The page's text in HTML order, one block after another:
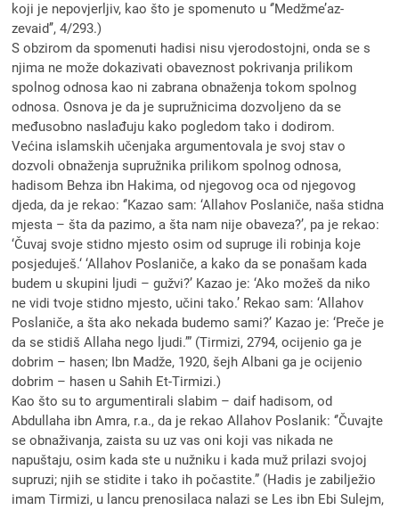
koji je nepovjerljiv, kao što je spomenuto u ‘’Medžme’az-
zevaid’’, 4/293.)
S obzirom da spomenuti hadisi nisu vjerodostojni, onda se s
njima ne može dokazivati obaveznost pokrivanja prilikom
spolnog odnosa kao ni zabrana obnaženja tokom spolnog
odnosa. Osnova je da je supružnicima dozvoljeno da se
međusobno naslađuju kako pogledom tako i dodirom.
Većina islamskih učenjaka argumentovala je svoj stav o
dozvoli obnaženja supružnika prilikom spolnog odnosa,
hadisom Behza ibn Hakima, od njegovog oca od njegovog
djeda, da je rekao: ‘’Kazao sam: ‘Allahov Poslaniče, naša stidna
mjesta – šta da pazimo, a šta nam nije obaveza?’, pa je rekao:
‘Čuvaj svoje stidno mjesto osim od supruge ili robinja koje
posjeduješ.‘ ‘Allahov Poslaniče, a kako da se ponašam kada
budem u skupini ljudi – gužvi?’ Kazao je: ‘Ako možeš da niko
ne vidi tvoje stidno mjesto, učini tako.’ Rekao sam: ‘Allahov
Poslaniče, a šta ako nekada budemo sami?’ Kazao je: ‘Preče je
da se stidiš Allaha nego ljudi.’” (Tirmizi, 2794, ocijenio ga je
dobrim – hasen; Ibn Madže, 1920, šejh Albani ga je ocijenio
dobrim – hasen u Sahih Et-Tirmizi.)
Kao što su to argumentirali slabim – daif hadisom, od
Abdullaha ibn Amra, r.a., da je rekao Allahov Poslanik: ‘’Čuvajte
se obnaživanja, zaista su uz vas oni koji vas nikada ne
napuštaju, osim kada ste u nužniku i kada muž prilazi svojoj
supruzi; njih se stidite i tako ih počastite.” (Hadis je zabilježio
imam Tirmizi, u lancu prenosilaca nalazi se Les ibn Ebi Sulejm,